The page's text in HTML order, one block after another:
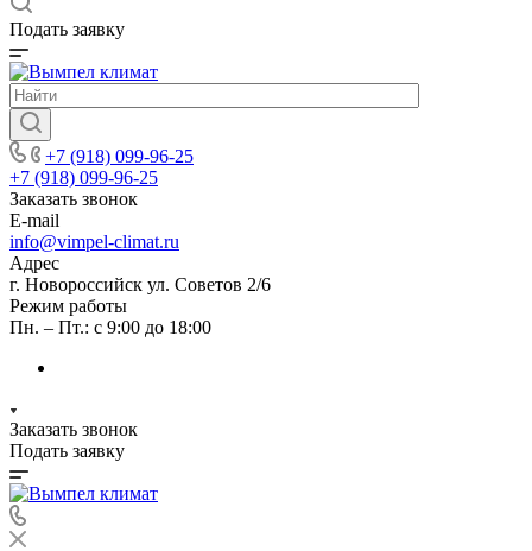
Подать заявку
+7 (918) 099-96-25
+7 (918) 099-96-25
Заказать звонок
E-mail
info@vimpel-climat.ru
Адрес
г. Новороссийск ул. Советов 2/6
Режим работы
Пн. – Пт.: с 9:00 до 18:00
Заказать звонок
Подать заявку